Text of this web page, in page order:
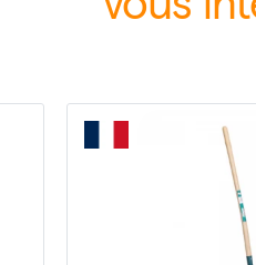
vous